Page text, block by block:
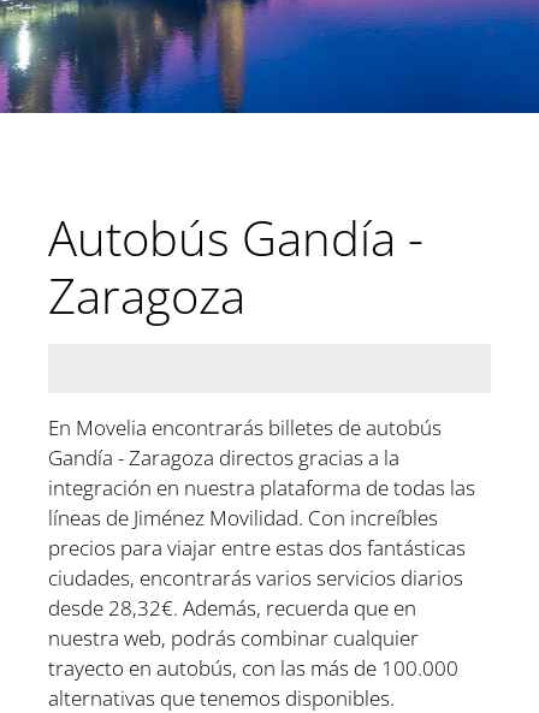
Autobús Gandía -
Zaragoza
En Movelia encontrarás billetes de autobús
Gandía - Zaragoza directos gracias a la
integración en nuestra plataforma de todas las
líneas de Jiménez Movilidad. Con increíbles
precios para viajar entre estas dos fantásticas
ciudades, encontrarás varios servicios diarios
desde 28,32€. Además, recuerda que en
nuestra web, podrás combinar cualquier
trayecto en autobús, con las más de 100.000
alternativas que tenemos disponibles.